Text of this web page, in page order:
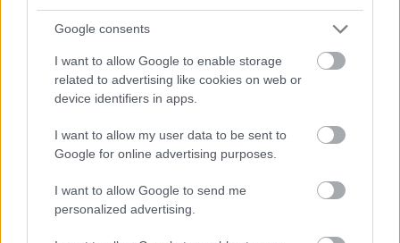
Google consents
I want to allow Google to enable storage
related to advertising like cookies on web or
device identifiers in apps.
I want to allow my user data to be sent to
Google for online advertising purposes.
I want to allow Google to send me
personalized advertising.
Η εσθονική πρωτεύουσα είναι μια έκπληξη: Έχει
την βαριά Ιστορία μιας πόλης του «ανατολικού
μπλοκ», αλλά το σύγχρονο design που μόνο στη
Σκανδιναβία συναντάμε. Έχει μία κουκλίστικη
μεσαιωνική πόλη, αλλά και hipster γειτονιές στα
προάστιά της. Η παλιά πόλη χωρίζεται σε δύο
επίπεδα. Στο πρώτο οι πλατείες και τα γοτθικά
κτίρια των εμπόρων του μεσαίωνα διεκδικούν
πολλές ώρες από το χρόνο μας για βόλτες, ενώ η
Άνω παλιά πόλη έχει φοβερή θέα και